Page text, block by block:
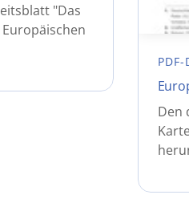
"Das
PDF-
Den